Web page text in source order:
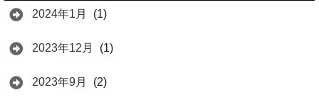
2024年1月 (1)
2023年12月 (1)
2023年9月 (2)